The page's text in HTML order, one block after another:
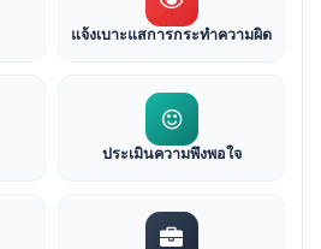
แจ้งเบาะแสการกระทำความผิด
ประเมินความพึงพอใจ